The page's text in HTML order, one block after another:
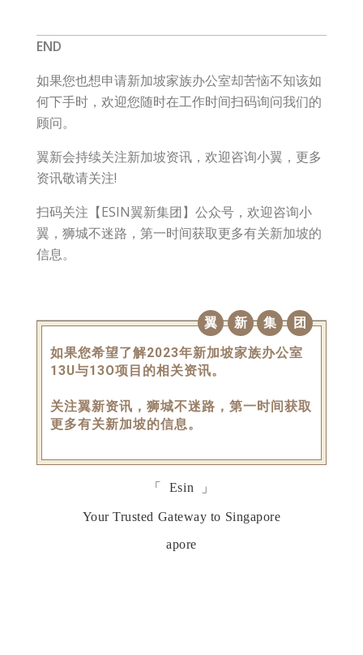
END
如果您也想申请新加坡家族办公室却苦恼不知该如
何下手时，欢迎您随时在工作时间扫码询问我们的
顾问。
翼新会持续关注新加坡资讯，欢迎咨询小翼，更多
资讯敬请关注!
扫码关注【ESIN翼新集团】公众号，欢迎咨询小
翼，狮城不迷路，第一时间获取更多有关新加坡的
信息。
翼 新 集 团
如果您希望了解2023年新加坡家族办公室
13U与13O项目的相关资讯。
关注翼新资讯，狮城不迷路，第一时间获取
更多有关新加坡的信息。
「 Esin 」
Your Trusted Gateway to Singapore
apore